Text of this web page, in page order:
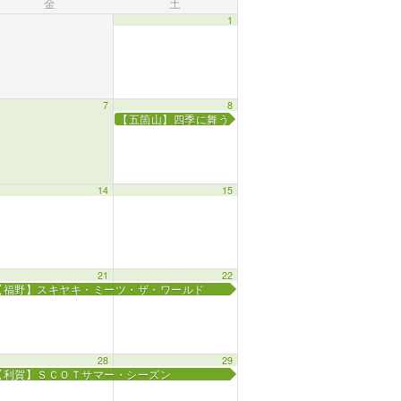
1
7 8
【五箇山】四季に舞う こきりこ踊り
14 15
21
福野】スキヤキ・ミーツ・ザ・ワールド
22
28
利賀】ＳＣＯＴサマー・シーズン
29